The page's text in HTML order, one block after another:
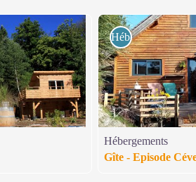
Hébergements
Hébergements
Gîte - Episode